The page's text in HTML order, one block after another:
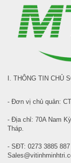
I. THÔNG TIN CHỦ
- Đơn vị chủ quản:
- Địa chỉ: 70A Nam
Tháp.
- SĐT: 0273 3885